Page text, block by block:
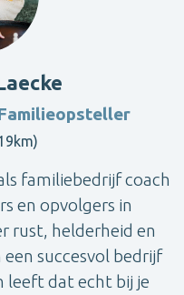
familiebedrijf coach
en opvolgers in
rust, helderheid en
succesvol bedrijf
leeft dat echt bij je